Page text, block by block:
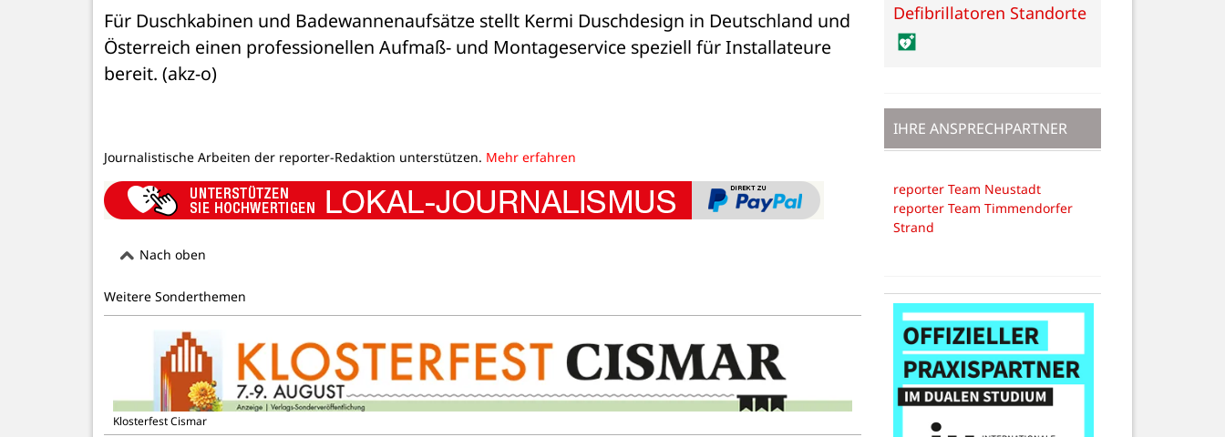
Für Duschkabinen und Badewannenaufsätze stellt Kermi Duschdesign in Deutschland und
Österreich einen professionellen Aufmaß- und Montageservice speziell für Installateure
bereit. (akz-o)
Journalistische Arbeiten der reporter-Redaktion unterstützen. Mehr erfahren
Nach oben
Weitere Sonderthemen
Klosterfest Cismar
Defibrillatoren Standorte
IHRE ANSPRECHPARTNER
reporter Team Neustadt
reporter Team Timmendorfer
Strand